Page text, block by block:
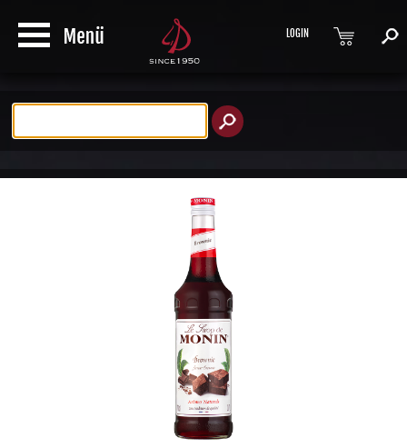
LOGIN